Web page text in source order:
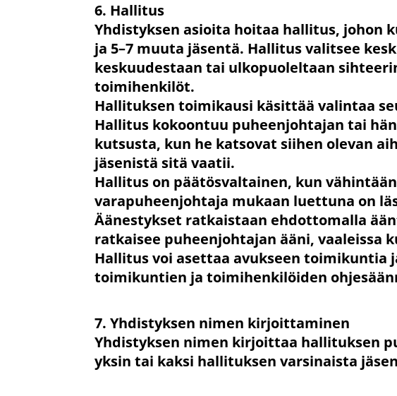
6. Hallitus
Yhdistyksen asioita hoitaa hallitus, johon
ja 5–7 muuta jäsentä. Hallitus valitsee
keskuudestaan tai ulkopuoleltaan
toimihenkilöt.
Hallituksen toimikausi käsittää valintaa
Hallitus kokoontuu puheenjohtajan tai
kutsusta, kun he katsovat siihen olevan
jäsenistä sitä vaatii.
Hallitus on päätösvaltainen, kun
varapuheenjohtaja mukaan luettuna on
Äänestykset ratkaistaan ehdottomalla
ratkaisee puheenjohtajan ääni, vaaleissa
Hallitus voi asettaa avukseen
toimikuntien ja toimihenkilöiden
7. Yhdistyksen nimen kirjoittaminen
Yhdistyksen nimen kirjoittaa hallituksen
yksin tai kaksi hallituksen varsinaista